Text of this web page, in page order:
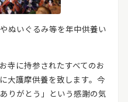
ぬいぐるみ等を年中供養い
寺に持参されたすべてのお
大護摩供養を致します。今
りがとう」という感謝の気